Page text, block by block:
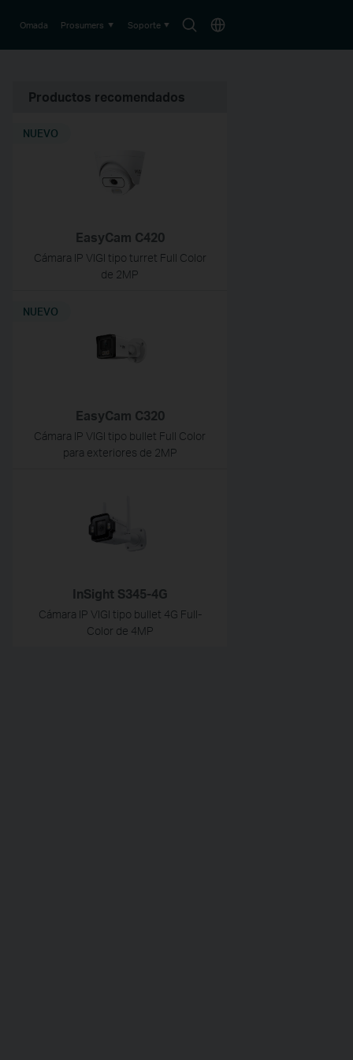
BuscarPaís
Omada Prosumers Soporte
Productos recomendados
EasyCam C420
Cámara IP VIGI tipo turret Full Color
de 2MP
NUEVO
EasyCam C320
Cámara IP VIGI tipo bullet Full Color
para exteriores de 2MP
NUEVO
InSight S345-4G
Cámara IP VIGI tipo bullet 4G Full-
Color de 4MP